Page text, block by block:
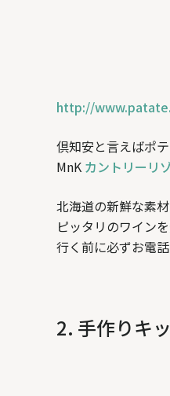
http://
倶知安と言えばポ
MnK カントリーリ
北海道の新鮮な素
ピッタリのワイン
行く前に必ずお電
2. 手作りキ